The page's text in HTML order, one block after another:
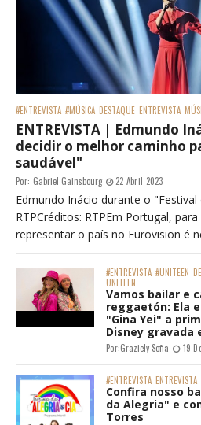
#ENTREVISTA #MÚSICA DESTAQUE ENTREVISTA
ENTREVISTA | Edmundo
decidir o melhor caminho
saudável"
Por: Gabriel Gainsbourg 22 Abril 2023
Edmundo Inácio durante o "Festival
RTPCréditos: RTPEm Portugal,
representar o país no Eurovision é
#ENTREVISTA #UNITEEN
UNITEEN
Vamos bailar e
reggaetón: Ela
"Gina Yei" a
Disney gravada
Por:Graziely Sofia 19
#ENTREVISTA ENTREVISTA
Confira nosso
da Alegria" e
Torres